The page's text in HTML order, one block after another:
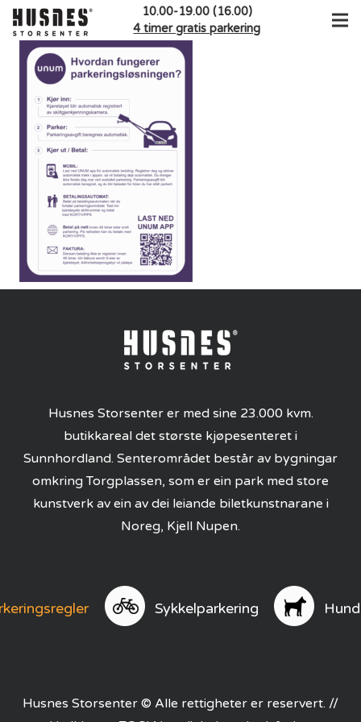
10.00-19.00 (16.00)
4 timer gratis parkering
Husnes Storsenter er med sine 23.000 kvm.
butikkareal det største kjøpesenteret i
Sunnhordland. Senterområdet består av bygningar
omkring Torgplassen, som er ein park med store
kunstverk av ein av dei leiande biletkunstnarane i
Noreg, Kjell Nupen.
Sykkelparkering
Husnes Storsenter © Alle rettigheter er reservert. //